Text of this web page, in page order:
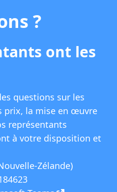
ZJGet
l'audio/vidéo.
terminé, la vidéo
si vous n'avez
il redirigera vers la
Après avoir
pouvez lire le
du menu
dans le coin
ZJGet pour
qui offre les
?
ont les
questions sur les
prix, la mise en œuvre
représentants
à votre disposition et
Zélande)